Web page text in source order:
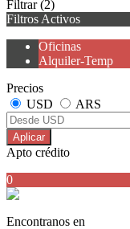
Filtrar (2)
Filtros Activos
Oficinas
Alquiler-Temp
Precios
USD
ARS
Aplicar
Apto crédito
0
Encontranos en